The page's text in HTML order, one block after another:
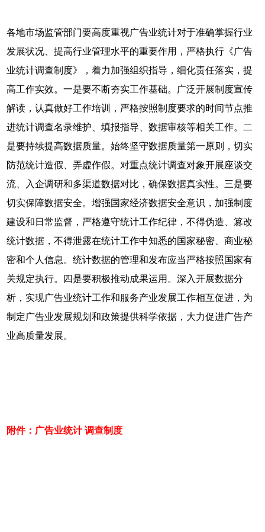
各地市场监管部门要高度重视广告业统计对于准确掌握行业
发展状况、提高行业管理水平的重要作用，严格执行《广告
业统计调查制度》，着力加强组织指导，细化责任落实，提
高工作实效。一是要不断夯实工作基础。广泛开展制度宣传
解读，认真做好工作培训，严格按照制度要求的时间节点推
进统计调查名录维护、填报指导、数据审核等相关工作。二
是要持续提高数据质量。始终坚守数据质量第一原则，切实
防范统计造假、弄虚作假。对重点统计调查对象开展座谈交
流、入企调研和多渠道数据对比，确保数据真实性。三是要
切实保障数据安全。增强国家经济数据安全意识，加强制度
建设和日常监督，严格遵守统计工作纪律，不得伪造、篡改
统计数据，不得泄露在统计工作中知悉的国家秘密、商业秘
密和个人信息。统计数据的管理和发布应当严格按照国家有
关规定执行。四是要积极推动成果运用。深入开展数据分
析，实现广告业统计工作和服务产业发展工作相互促进，为
制定广告业发展规划和政策提供科学依据，大力促进广告产
业高质量发展。
附件：广告业统计 调查制度